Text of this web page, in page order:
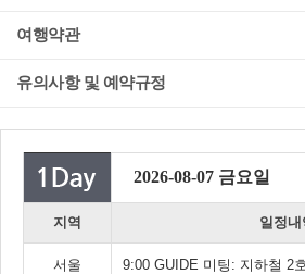
여행약관
유의사항 및 예약규정
2026-08-07 금요일
지역 일정내
서울
9:00 GUIDE 미팅: 지하철 2